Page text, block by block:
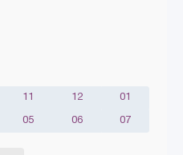
11 12 01
05 06 07